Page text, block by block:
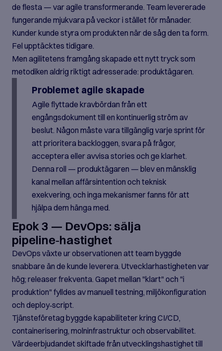
de flesta — var agile transformerande. Team levererade
fungerande mjukvara på veckor i stället för månader.
Kunder kunde styra om produkten när de såg den ta form.
Fel upptäcktes tidigare.
Men agilitetens framgång skapade ett nytt tryck som
metodiken aldrig riktigt adresserade: produktägaren.
Problemet agile skapade
Agile flyttade kravbördan från ett
engångsdokument till en kontinuerlig ström av
beslut. Någon måste vara tillgänglig varje sprint för
att prioritera backloggen, svara på frågor,
acceptera eller avvisa stories och ge klarhet.
Denna roll — produktägaren — blev en mänsklig
kanal mellan affärsintention och teknisk
exekvering, och inga mekanismer fanns för att
hjälpa dem hänga med.
Epok 3 — DevOps: sälja
pipeline‑hastighet
DevOps växte ur observationen att team byggde
snabbare än de kunde leverera. Utvecklarhastigheten var
hög; releaser frekventa. Gapet mellan "klart" och "i
produktion" fylldes av manuell testning, miljökonfiguration
och deploy‑script.
Tjänsteföretag byggde kapabiliteter kring CI/CD,
containerisering, molninfrastruktur och observabilitet.
Värdeerbjudandet skiftade från utvecklingshastighet till